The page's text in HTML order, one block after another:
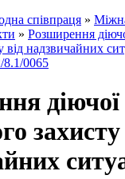
співпраця »
» Розширення
від надзвичайних
0065
захисту